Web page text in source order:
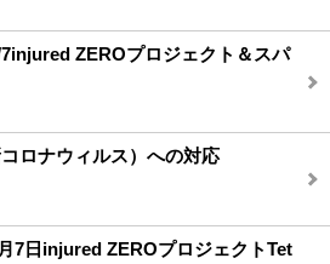
7injured ZEROプロジェクト＆スパ
ロナウィルス）への対応
7日injured ZEROプロジェクトTet